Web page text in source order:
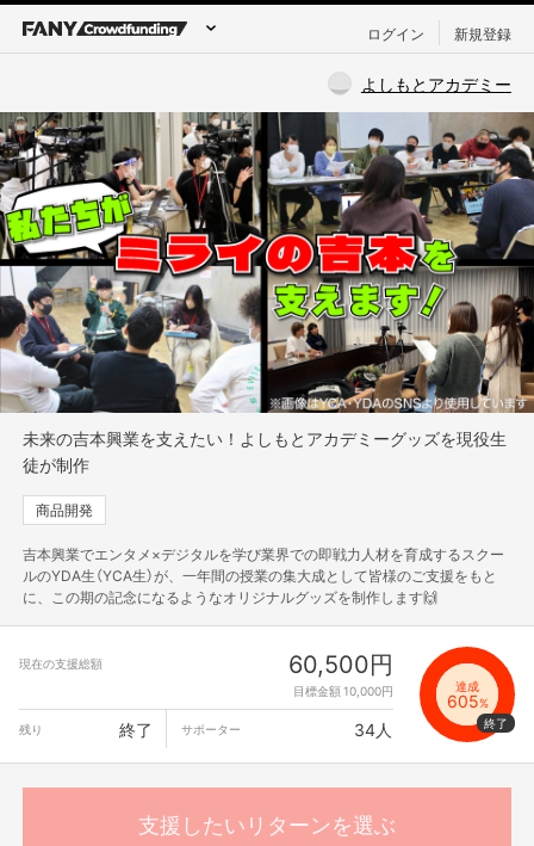
ログイン 新規登録
よしもとアカデミー
未来の吉本興業を支えたい！よしもとアカデミーグッズを現役生
徒が制作
商品開発
吉本興業でエンタメ×デジタルを学び業界での即戦力人材を育成するスクー
ルのYDA生（YCA生）が、一年間の授業の集大成として皆様のご支援をもと
に、この期の記念になるようなオリジナルグッズを制作します🙌
現在の支援総額 60,500円
目標金額 10,000円 達成
605%
残り
終了 サポーター 34人
支援したいリターンを選ぶ